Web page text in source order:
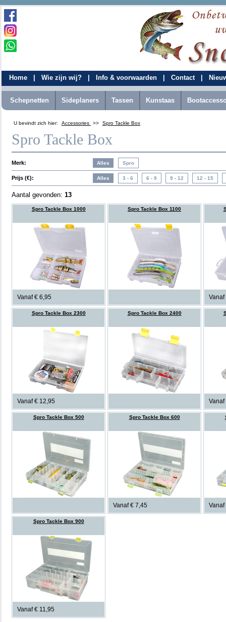
Home Wie zijn wij? Info & voorwaarden Contact
Schepnetten Sideplaners Tassen Kunstaas
U bevindt zich hier: Accessories >> Spro Tackle Box
Spro Tackle Box
Merk:
Prijs (€):
Aantal gevonden: 13
Spro Tackle Box 1000
Vanaf € 6,95
Spro Tackle Box 1100
Vanaf
Spro Tackle Box 2300
Vanaf € 12,95
Spro Tackle Box 2400
Vanaf
Spro Tackle Box 500 Spro Tackle Box 600
Vanaf € 7,45 Vanaf
Spro Tackle Box 900
Vanaf € 11,95